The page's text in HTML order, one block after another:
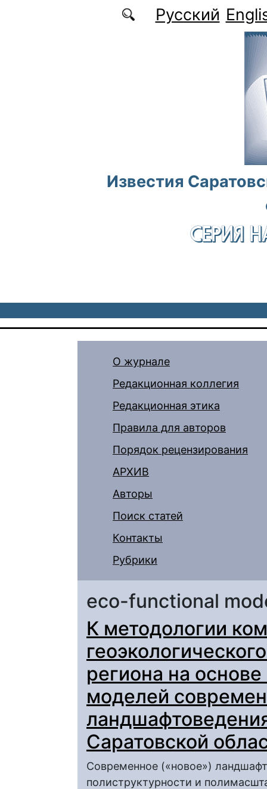
Перейти к основному содержаниюРусский
Известия
СЕРИЯ
О журнале
Редакционная коллегия
Редакционная этика
Правила для авторов
Порядок рецензирования
АРХИВ
Авторы
Поиск статей
Контакты
Рубрики
eco-functional
К методологии
региона на
моделей
Саратовской
Современное («новое»)
полиструктурности и